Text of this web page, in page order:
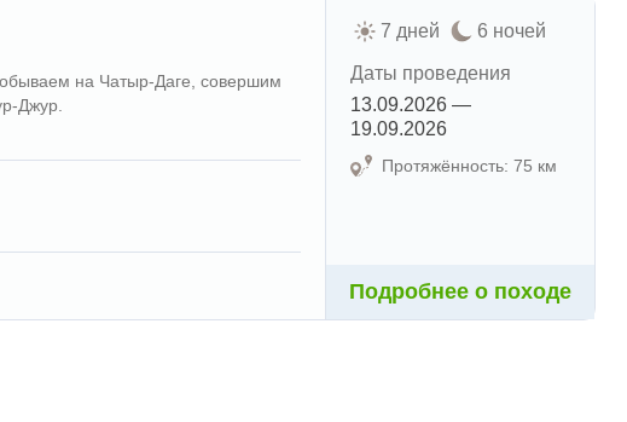
на Чатыр-Даге, совершим
Джур.
7 дней 6 ночей
Даты проведения
13.09.2026 —
19.09.2026
Протяжённость: 75 км
Подробнее о походе